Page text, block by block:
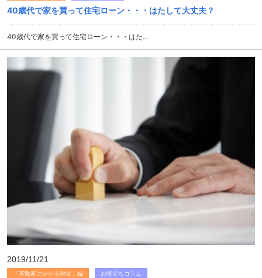
40歳代で家を買って住宅ローン・・・はたして大丈夫？
40歳代で家を買って住宅ローン・・・はた...
2019/11/21
「不動産にかかる税金」編 お役立ちコラム